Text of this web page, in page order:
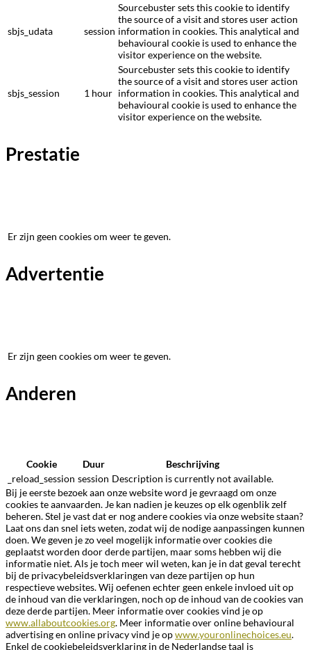
sbjs_udata session
Sourcebuster sets this cookie to identify
the source of a visit and stores user action
information in cookies. This analytical and
behavioural cookie is used to enhance the
visitor experience on the website.
sbjs_session 1 hour
Sourcebuster sets this cookie to identify
the source of a visit and stores user action
information in cookies. This analytical and
behavioural cookie is used to enhance the
visitor experience on the website.
Prestatie
Er zijn geen cookies om weer te geven.
Advertentie
Er zijn geen cookies om weer te geven.
Anderen
Cookie Duur
Beschrijving
_reload_session session Description is currently not available.
Bij je eerste bezoek aan onze website word je gevraagd om onze
cookies te aanvaarden. Je kan nadien je keuzes op elk ogenblik zelf
beheren. Stel je vast dat er nog andere cookies via onze website staan?
Laat ons dan snel iets weten, zodat wij de nodige aanpassingen kunnen
doen. We geven je zo veel mogelijk informatie over cookies die
geplaatst worden door derde partijen, maar soms hebben wij die
informatie niet. Als je toch meer wil weten, kan je in dat geval terecht
bij de privacybeleidsverklaringen van deze partijen op hun
respectieve websites. Wij oefenen echter geen enkele invloed uit op
de inhoud van die verklaringen, noch op de inhoud van de cookies van
deze derde partijen. Meer informatie over cookies vind je op
www.allaboutcookies.org. Meer informatie over online behavioural
advertising en online privacy vind je opwww.youronlinechoices.eu.
Enkel de cookiebeleidsverklaring in de Nederlandse taal is